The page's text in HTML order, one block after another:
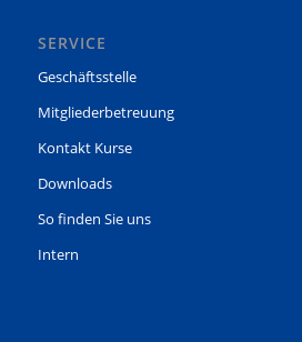
SERVICE
Geschäftsstelle
Mitgliederbetreuung
Kontakt Kurse
Downloads
So finden Sie uns
Intern